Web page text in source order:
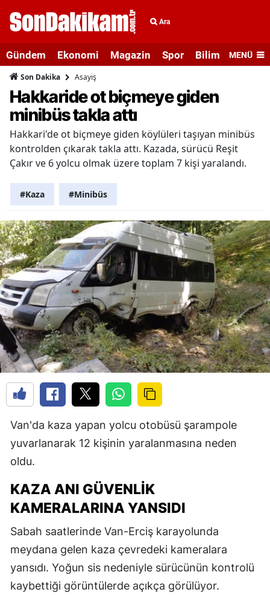
Ara
Gündem Ekonomi Magazin Spor Bilim veMENÜ
Son Dakika Asayiş
Hakkaride ot biçmeye giden
minibüs takla attı
Hakkari'de ot biçmeye giden köylüleri taşıyan minibüs
kontrolden çıkarak takla attı. Kazada, sürücü Reşit
Çakır ve 6 yolcu olmak üzere toplam 7 kişi yaralandı.
#Kaza #Minibüs
Van'da kaza yapan yolcu otobüsü şarampole
yuvarlanarak 12 kişinin yaralanmasına neden
oldu.
KAZA ANI GÜVENLIK
KAMERALARINA YANSIDI
Sabah saatlerinde Van-Erciş karayolunda
meydana gelen kaza çevredeki kameralara
yansıdı. Yoğun sis nedeniyle sürücünün kontrolü
kaybettiği görüntülerde açıkça görülüyor.